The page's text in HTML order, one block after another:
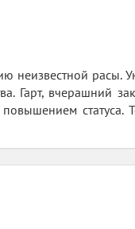
неизвестной расы.
Гарт, вчерашний
статуса.